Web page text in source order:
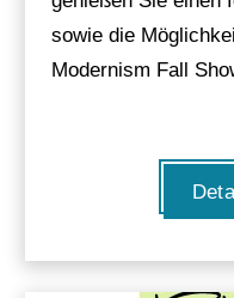
sowie die
Modernism Fall